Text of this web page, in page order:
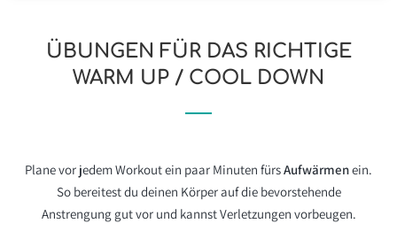
ÜBUNGEN FÜR DAS RICHTIGE
WARM UP / COOL DOWN
Plane vor jedem Workout ein paar Minuten fürsAufwärmenein.
So bereitest du deinen Körper auf die bevorstehende
Anstrengung gut vor und kannst Verletzungen vorbeugen.